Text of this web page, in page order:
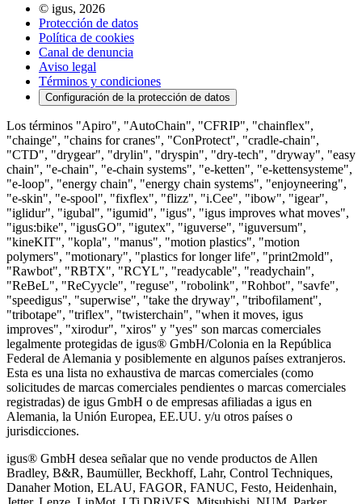
© igus, 2026
Protección de datos
Política de cookies
Canal de denuncia
Aviso legal
Términos y condiciones
Configuración de la protección de datos
Los términos "Apiro", "AutoChain", "CFRIP", "chainflex",
"chainge", "chains for cranes", "ConProtect", "cradle-chain",
"CTD", "drygear", "drylin", "dryspin", "dry-tech", "dryway", "easy
chain", "e-chain", "e-chain systems", "e-ketten", "e-kettensysteme",
"e-loop", "energy chain", "energy chain systems", "enjoyneering",
"e-skin", "e-spool", "fixflex", "flizz", "i.Cee", "ibow", "igear",
"iglidur", "igubal", "igumid", "igus", "igus improves what moves",
"igus:bike", "igusGO", "igutex", "iguverse", "iguversum",
"kineKIT", "kopla", "manus", "motion plastics", "motion
polymers", "motionary", "plastics for longer life", "print2mold",
"Rawbot", "RBTX", "RCYL", "readycable", "readychain",
"ReBeL", "ReCyycle", "reguse", "robolink", "Rohbot", "savfe",
"speedigus", "superwise", "take the dryway", "tribofilament",
"tribotape", "triflex", "twisterchain", "when it moves, igus
improves", "xirodur", "xiros" y "yes" son marcas comerciales
legalmente protegidas de igus® GmbH/Colonia en la República
Federal de Alemania y posiblemente en algunos países extranjeros.
Esta es una lista no exhaustiva de marcas comerciales (como
solicitudes de marcas comerciales pendientes o marcas comerciales
registradas) de igus GmbH o de empresas afiliadas a igus en
Alemania, la Unión Europea, EE.UU. y/u otros países o
jurisdicciones.
igus® GmbH desea señalar que no vende productos de Allen
Bradley, B&R, Baumüller, Beckhoff, Lahr, Control Techniques,
Danaher Motion, ELAU, FAGOR, FANUC, Festo, Heidenhain,